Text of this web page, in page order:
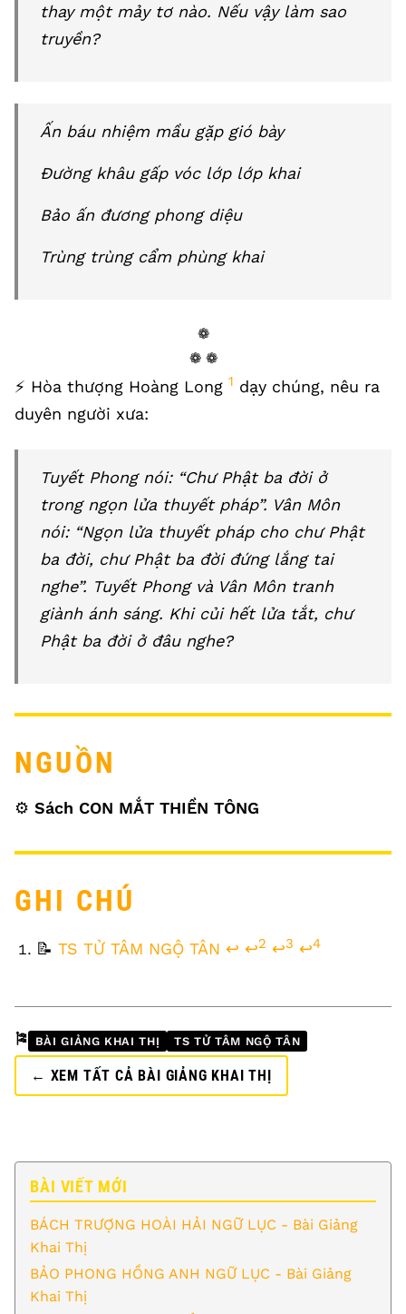
thay một mảy tơ nào. Nếu vậy làm sao
truyền?
Ấn báu nhiệm mầu gặp gió bày
Đường khâu gấp vóc lớp lớp khai
Bảo ấn đương phong diệu
Trùng trùng cẩm phùng khai
❁
❁ ❁
⚡️ Hòa thượng Hoàng Long 1 dạy chúng, nêu ra
duyên người xưa:
Tuyết Phong nói: “Chư Phật ba đời ở
trong ngọn lửa thuyết pháp”. Vân Môn
nói: “Ngọn lửa thuyết pháp cho chư Phật
ba đời, chư Phật ba đời đứng lắng tai
nghe”. Tuyết Phong và Vân Môn tranh
giành ánh sáng. Khi củi hết lửa tắt, chư
Phật ba đời ở đâu nghe?
NGUỒN
⚙️ Sách CON MẮT THIỀN TÔNG
GHI CHÚ
FOOTNOTES
📝 TS TỬ TÂM NGỘ TÂN ↩ ↩2 ↩3 ↩4
🎏 BÀI GIẢNG KHAI THỊ TS TỬ TÂM NGỘ TÂN
← XEM TẤT CẢ BÀI GIẢNG KHAI THỊ
BÀI VIẾT MỚI
BÁCH TRƯỢNG HOÀI HẢI NGỮ LỤC - Bài Giảng
Khai Thị
BẢO PHONG HỒNG ANH NGỮ LỤC - Bài Giảng
Khai Thị